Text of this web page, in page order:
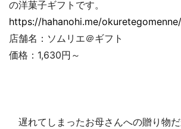
の洋菓子ギフトです。
https://hahanohi.me/
店舗名：ソムリエ＠ギフト
価格：1,630円～
遅れてしまったお母さんへの贈り物